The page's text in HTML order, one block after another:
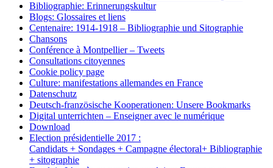
Bibliographie: Erinnerungskultur
Blogs: Glossaires et liens
Centenaire: 1914-1918 – Bibliographie und Sitographie
Chansons
Conférence à Montpellier – Tweets
Consultations citoyennes
Cookie policy page
Culture: manifestations allemandes en France
Datenschutz
Deutsch-französische Kooperationen: Unsere Bookmarks
Digital unterrichten – Enseigner avec le numérique
Download
Election présidentielle 2017 :
Candidats + Sondages + Campagne électoral+ Bibliographie
+ sitographie